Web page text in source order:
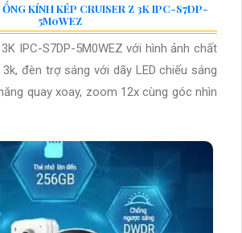
KÍNH KÉP CRUISER Z 3K IPC-S7DP-
5M0WEZ
IPC-S7DP-5M0WEZ với hình ảnh chất
đèn trợ sáng với dãy LED chiếu sáng
quay xoay, zoom 12x cùng góc nhìn